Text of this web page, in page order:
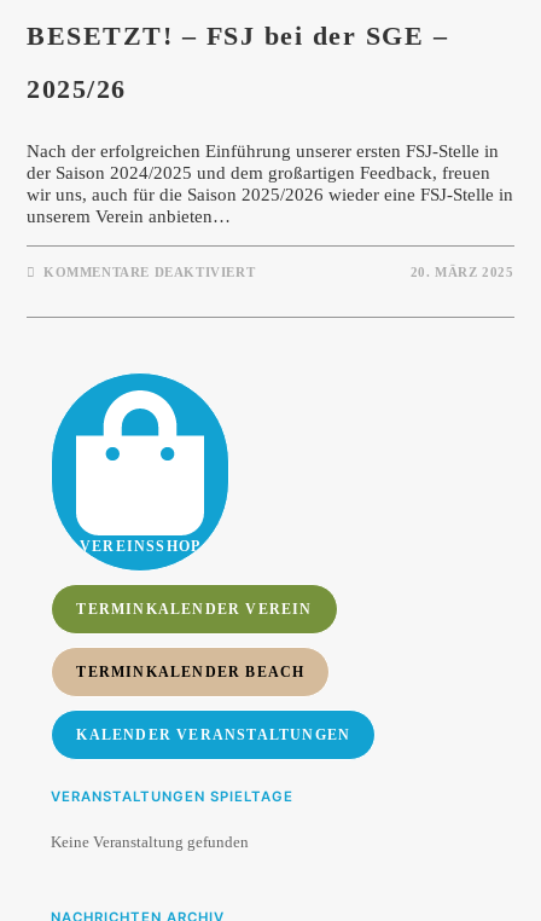
BESETZT! – FSJ bei der SGE –
2025/26
Nach der erfolgreichen Einführung unserer ersten FSJ-Stelle in
der Saison 2024/2025 und dem großartigen Feedback, freuen
wir uns, auch für die Saison 2025/2026 wieder eine FSJ-Stelle in
unserem Verein anbieten…
KOMMENTARE DEAKTIVIERTFÜR
FSJ
20. MÄRZ 2025
VEREINSSHOP
TERMINKALENDER VEREIN
TERMINKALENDER BEACH
KALENDER VERANSTALTUNGEN
VERANSTALTUNGEN SPIELTAGE
Keine Veranstaltung gefunden
NACHRICHTEN ARCHIV